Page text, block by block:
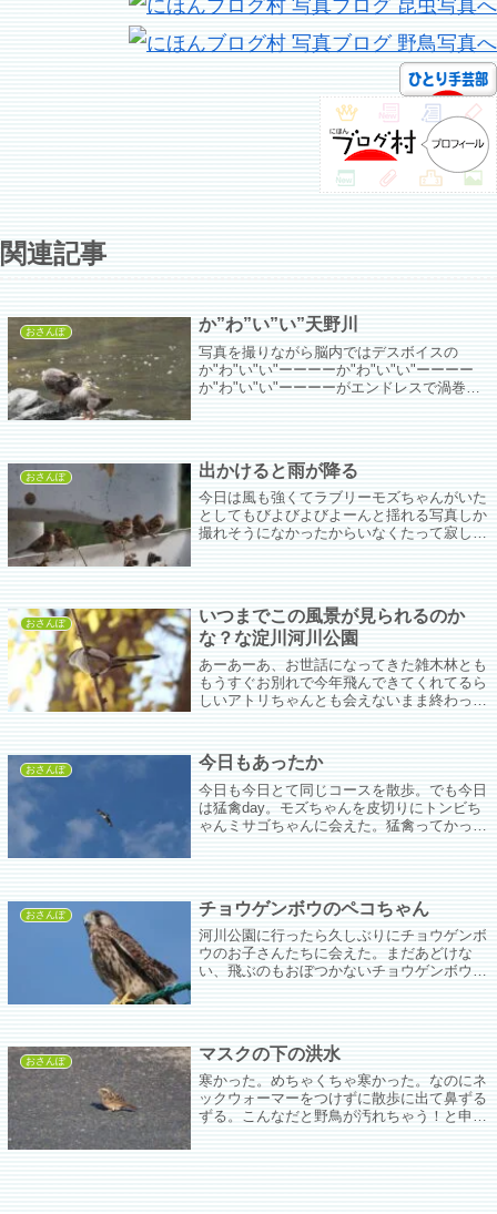
関連記事
おさんぽ か”わ”い”い”天野川
写真を撮りながら脳内ではデスボイスの
か"わ"い"い"ーーーーか"わ"い"い"ーーーー
か"わ"い"い"ーーーーがエンドレスで渦巻
おさんぽ 出かけると雨が降る
今日は風も強くてラブリーモズちゃんがいた
としてもびよびよびよーんと揺れる写真しか
撮れそうになかったからいなくたって寂しく
おさんぽ
いつまでこの風景が見られるのか
な？な淀川河川公園
あーあーあ、お世話になってきた雑木林とも
もうすぐお別れで今年飛んできてくれてるら
しいアトリちゃんとも会えないまま終わって
おさんぽ 今日もあったか
今日も今日とて同じコースを散歩。でも今日
は猛禽day。モズちゃんを皮切りにトンビち
ゃんミサゴちゃんに会えた。猛禽ってかっこ
おさんぽ チョウゲンボウのペコちゃん
河川公園に行ったら久しぶりにチョウゲンボ
ウのお子さんたちに会えた。まだあどけな
い、飛ぶのもおぼつかないチョウゲンボウち
ていてああ、ねこ様と同じだなぁと思う。
おさんぽ マスクの下の洪水
寒かった。めちゃくちゃ寒かった。なのにネ
ックウォーマーをつけずに散歩に出て鼻ずる
ずる。こんなだと野鳥が汚れちゃう！と申し